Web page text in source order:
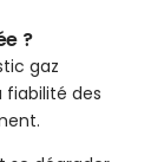
?
gaz
fiabilité des